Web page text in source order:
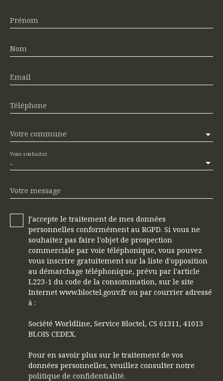
Prénom
Nom
Email
Téléphone
Votre commune
-
Vous souhaitez
Votre message
J'accepte le traitement de mes données
personnelles conformément au RGPD. Si vous ne
souhaitez pas faire l'objet de prospection
commerciale par voie téléphonique, vous pouvez
vous inscrire gratuitement sur la liste d'opposition
au démarchage téléphonique, prévu par l'article
L223-1 du code de la consommation, sur le site
Internet www.bloctel.gouv.fr ou par courrier adressé
à :
Société Worldline, Service Bloctel, CS 61311, 41013
BLOIS CEDEX.
Pour en savoir plus sur le traitement de vos
données personnelles, veuillez consulter notre
politique de confidentialité.